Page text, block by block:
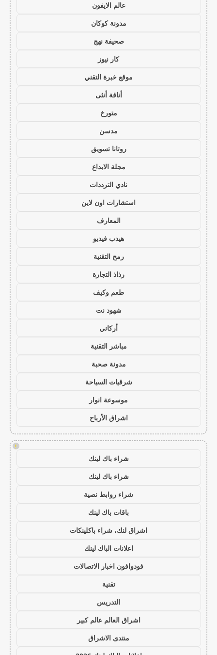
عالم الايفون
مدونة كوكان
صحيفة نهج
كار نيوز
موقع خبرة التقني
أناقة أنثى
متورخ
مدسن
روتانا تسويق
مجلة الابداع
نادي الترددات
استشارات اون لاين
المعارف
هيدب فيديو
رمح التقنية
رذاذ التجارة
طعم وكيف
شهود نت
أركاني
مباشر التقنية
مدونة صحبة
شرقيات السياحة
موسوعة انوار
اشراق الأرباح
!
شراء باك لينك
شراء باك لينك
شراء روابط نصية
باقات باك لينك
اشراق لنك، شراء باكلينكات
اعلانات الباك لينك
فودوافون اخبار الاتصالات
تقنية
التدريس
اشراق العالم عالم كبير
منتدى الاشراق